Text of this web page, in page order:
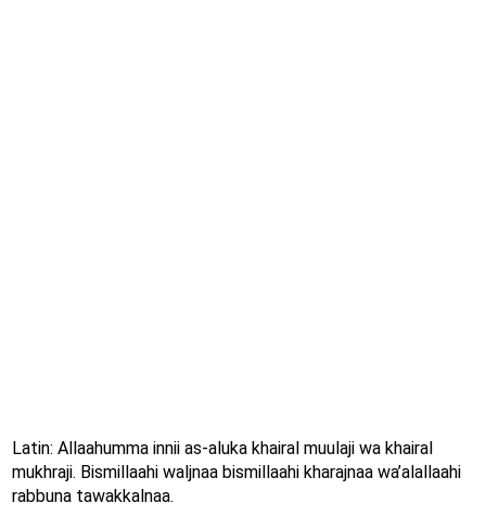
Latin: Allaahumma innii as-aluka khairal muulaji wa khairal
mukhraji. Bismillaahi waljnaa bismillaahi kharajnaa wa’alallaahi
rabbuna tawakkalnaa.